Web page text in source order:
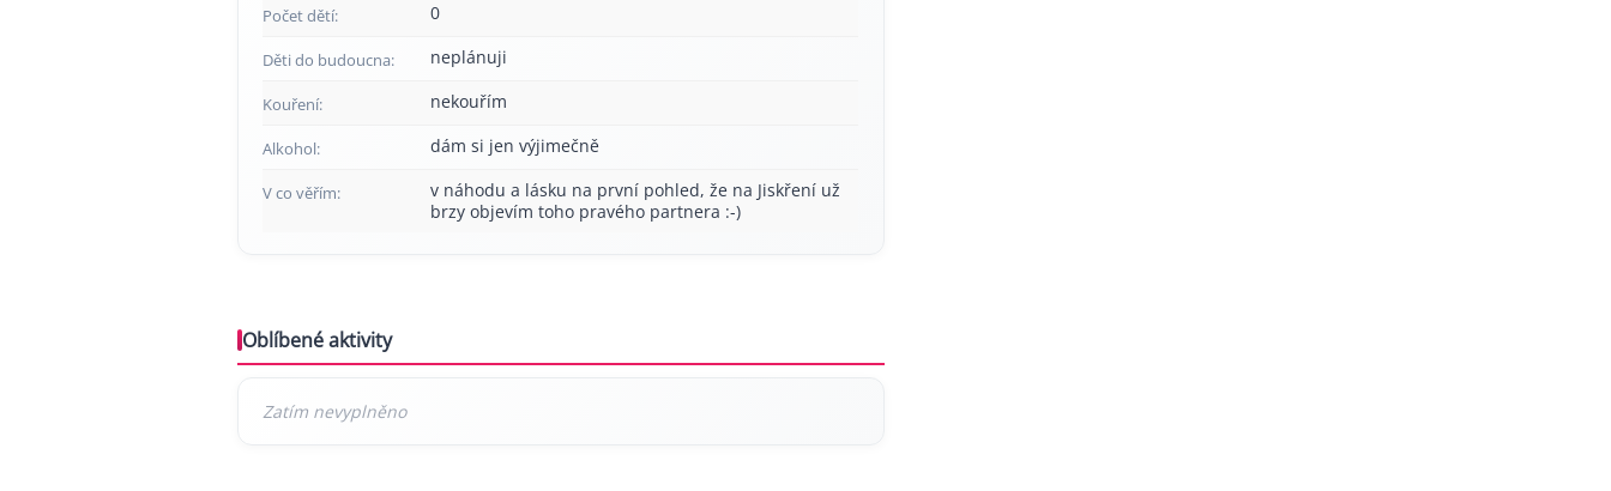
Počet dětí: 0
Děti do budoucna: neplánuji
Kouření: nekouřím
Alkohol: dám si jen výjimečně
V co věřím:
v náhodu a lásku na první pohled, že na Jiskření už
brzy objevím toho pravého partnera :-)
Oblíbené aktivity